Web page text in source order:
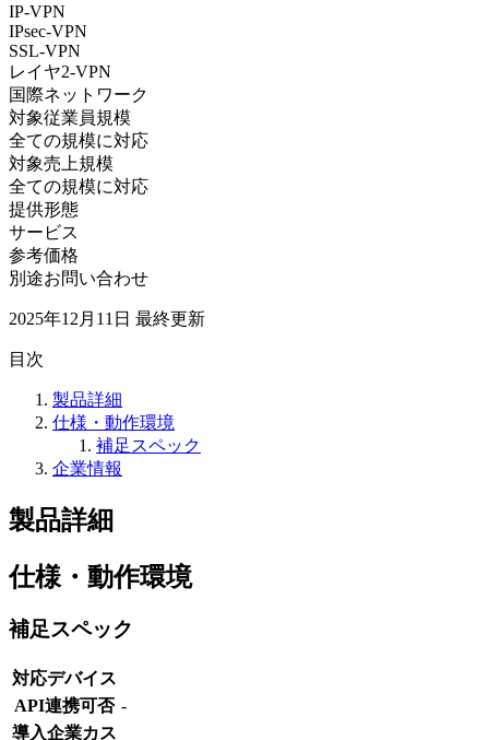
IP-VPN
IPsec-VPN
SSL-VPN
レイヤ2-VPN
国際ネットワーク
対象従業員規模
全ての規模に対応
対象売上規模
全ての規模に対応
提供形態
サービス
参考価格
別途お問い合わせ
2025年12月11日 最終更新
目次
製品詳細
仕様・動作環境
補足スペック
企業情報
製品詳細
仕様・動作環境
補足スペック
対応デバイス
API連携可否 -
導入企業カス